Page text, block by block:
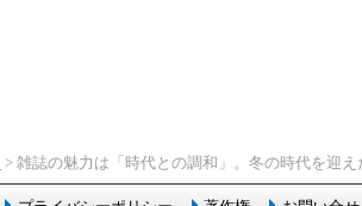
> 雑誌の魅力は「時代との調和」。冬の時代を迎